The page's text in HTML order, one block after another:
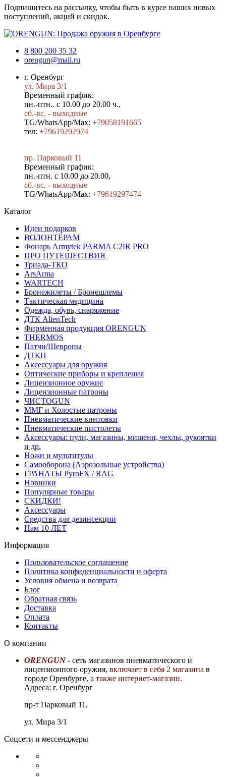
Подпишитесь на рассылку, чтобы быть в курсе наших новых
поступлений, акций и скидок.
8 800 200 35 32
orengun@mail.ru
г. Оренбург
ул. Мира 3/1
Временный график:
пн.-птн.. с 10.00 до 20.00 ч.,
сб.-вс. - выходные
TG/WhatsApp/Max: +79058191665
тел: +79619292974
пр. Парковый 11
Временный график:
пн.-птн. с 10.00 до 20.00,
сб.-вс. - выходные
TG/WhatsApp/Max: +79619297474
Каталог
Идеи подарков
ВОЛОНТЁРАМ
Фонарь Armytek PARMA C2IR PRO
ПРО ПУТЕШЕСТВИЯ
Триада-ТКО
ArsArma
WARTECH
Бронежилеты / Бронешлемы
Тактическая медицина
Одежда, обувь, снаряжение
ДТК AlienTech
Фирменная продукция ORENGUN
THERMOS
Патчи/Шевроны
ДТКП
Аксессуары для оружия
Оптические приборы и крепления
Лицензионное оружие
Лицензионные патроны
ЧИСТОGUN
ММГ и Холостые патроны
Пневматические винтовки
Пневматические пистолеты
Аксессуары: пули, магазины, мишени, чехлы, рукоятки
и др.
Ножи и мультитулы
Самооборона (Аэрозольные устройства)
ГРАНАТЫ PyroFX / RAG
Новинки
Популярные товары
СКИДКИ!
Аксессуары
Средства для дезинсекции
Нам 10 ЛЕТ
Информация
Пользовательское соглашение
Политика конфиденциальности и оферта
Условия обмена и возврата
Блог
Обратная связь
Доставка
Оплата
Контакты
О компании
ORENGUN - сеть магазинов пневматического и
лицензионного оружия, включает в себя 2 магазина в
городе Оренбурге, а также интернет-магазин.
Адреса: г. Оренбург
пр-т Парковый 11,
ул. Мира 3/1
Соцсети и мессенджеры